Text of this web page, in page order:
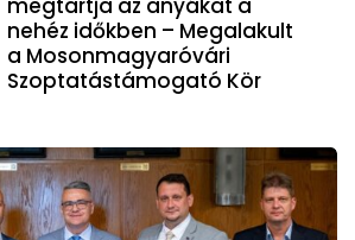
megtartja az anyákat a
nehéz időkben – Megalakult
a Mosonmagyaróvári
Szoptatástámogató Kör